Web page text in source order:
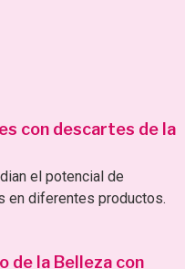
con descartes de la
el potencial de
en diferentes productos.
de la Belleza con